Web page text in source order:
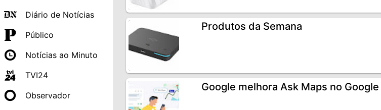
Diário de Notícias
Público
Notícias ao Minuto
TVI24
Observador
Produtos da Semana
Google melhora Ask Maps no